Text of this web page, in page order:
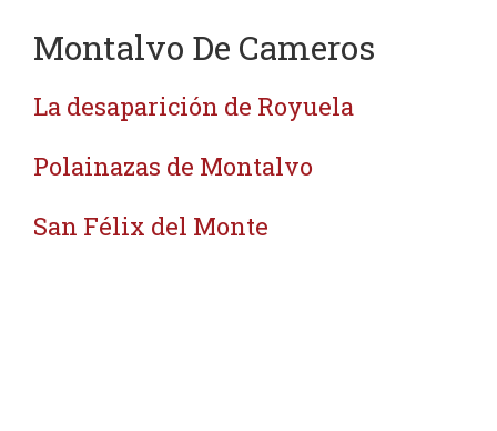
Montalvo De Cameros
La desaparición de Royuela
Polainazas de Montalvo
San Félix del Monte